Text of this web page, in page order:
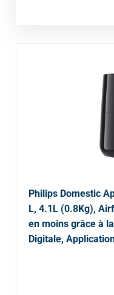
Philips Domestic
L, 4.1L (0.8Kg),
en moins grâce à
Digitale,